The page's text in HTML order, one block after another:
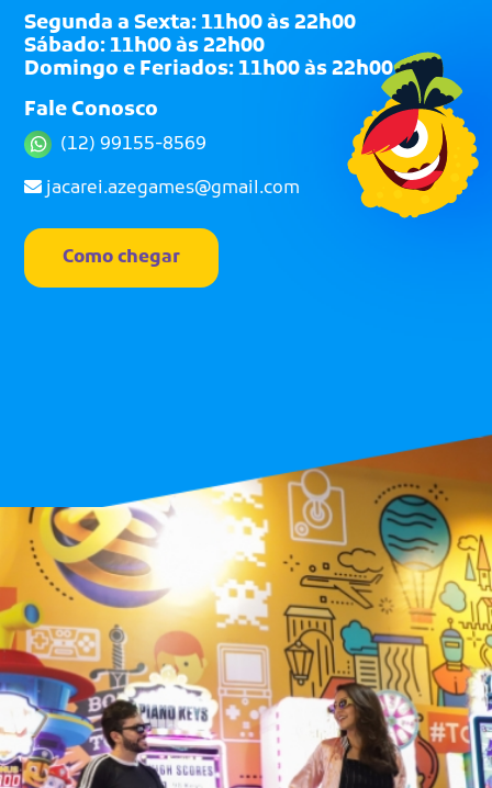
Segunda a Sexta: 11h00 às 22h00
Sábado: 11h00 às 22h00
Domingo e Feriados: 11h00 às 22h00
Fale Conosco
(12) 99155-8569
jacarei.azegames@gmail.com
Como chegar